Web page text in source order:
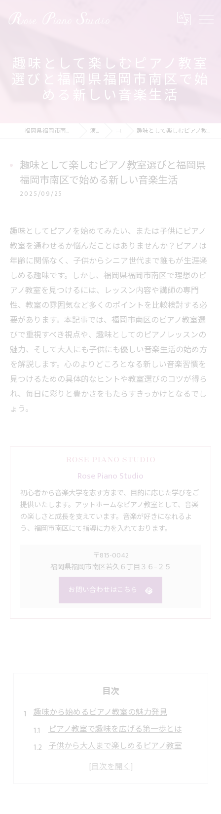
趣味として楽しむピアノ教室
選びと福岡県福岡市南区で始
める新しい音楽生活
福岡県福岡市南区のピアノ教室ならRose Piano Studio 演奏の動画 コラム 趣味として楽しむピアノ教室選びと福岡県福岡市南区で始める新しい音楽生活
趣味として楽しむピアノ教室選びと福岡県
福岡市南区で始める新しい音楽生活
2025/09/25
趣味としてピアノを始めてみたい、または子供にピアノ
教室を通わせるか悩んだことはありませんか？ピアノは
年齢に関係なく、子供からシニア世代まで誰もが生涯楽
しめる趣味です。しかし、福岡県福岡市南区で理想のピ
アノ教室を見つけるには、レッスン内容や講師の専門
性、教室の雰囲気など多くのポイントを比較検討する必
要があります。本記事では、福岡市南区のピアノ教室選
びで重視すべき視点や、趣味としてのピアノレッスンの
魅力、そして大人にも子供にも優しい音楽生活の始め方
を解説します。心のよりどころとなる新しい音楽習慣を
見つけるための具体的なヒントや教室選びのコツが得ら
れ、毎日に彩りと豊かさをもたらすきっかけとなるでし
ょう。
Rose Piano Studio
初心者から音楽大学を志す方まで、目的に応じた学びをご
提供いたします。アットホームなピアノ教室として、音楽
の楽しさと成長を支えています。音楽が好きになれるよ
う、福岡市南区にて指導に力を入れております。
〒815-0042
福岡県福岡市南区若久６丁目３６−２５
お問い合わせはこちら
目次
趣味から始めるピアノ教室の魅力発見
ピアノ教室で趣味を広げる第一歩とは
子供から大人まで楽しめるピアノ教室
年齢問わず学べるピアノ教室の特徴